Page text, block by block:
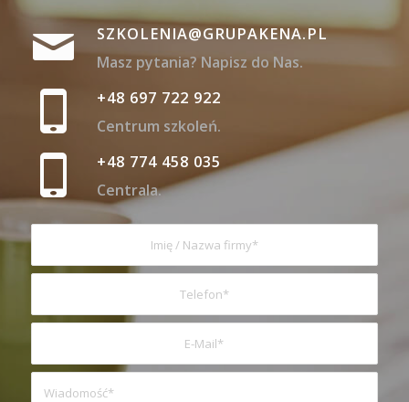
SZKOLENIA@GRUPAKENA.PL
Masz pytania? Napisz do Nas.
+48 697 722 922
Centrum szkoleń.
+48 774 458 035
Centrala.